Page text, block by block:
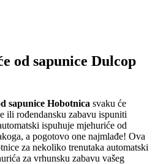
od sapunice Dulcop
sapunice Hobotnica svaku će
ili rođendansku zabavu ispuniti
ispuhuje mjehuriće od
a pogotovo one najmlađe! Ova
za nekoliko trenutaka automatski
za vrhunsku zabavu vašeg